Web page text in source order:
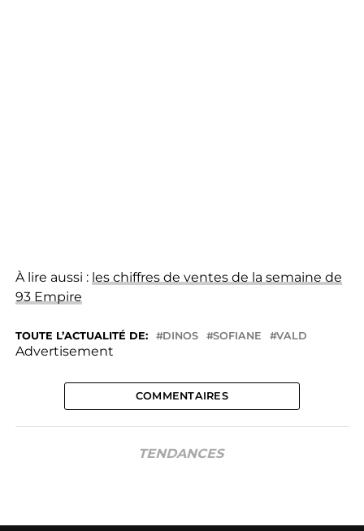
À lire aussi : les chiffres de ventes de la semaine de
93 Empire
TOUTE L’ACTUALITÉ DE: DINOS SOFIANE VALD
Advertisement
COMMENTAIRES
TENDANCES